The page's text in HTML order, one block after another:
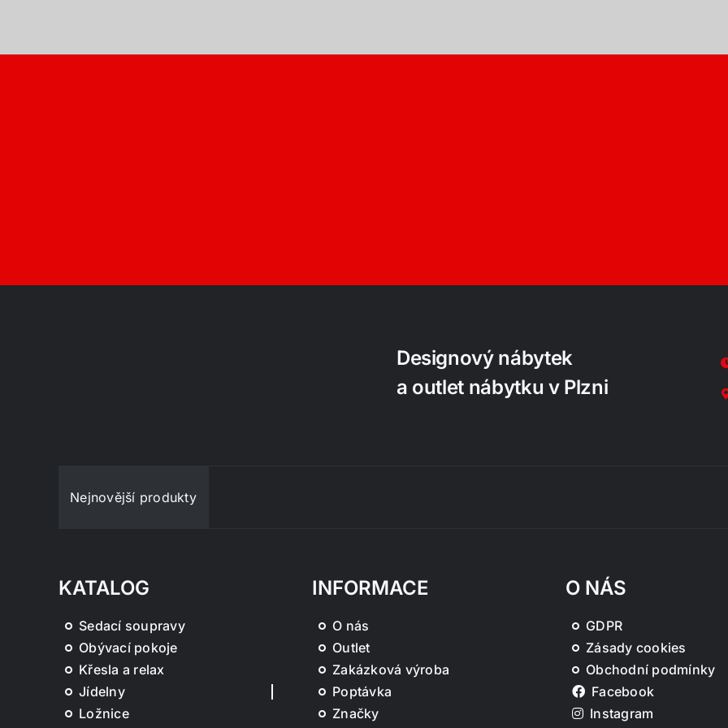
Designový nábytek
a outlet nábytku v Plzni
Nejnovější produkty
KATALOG
Sedací soupravy
Obývací pokoje
Křesla a relax
Jídelny
Ložnice
INFORMACE
O nás
Outlet
Zakázková výroba
Poptávka
Značky
O NÁS
GDPR
Zásady cookies
Obchodní podmínky
Facebook
Instagram